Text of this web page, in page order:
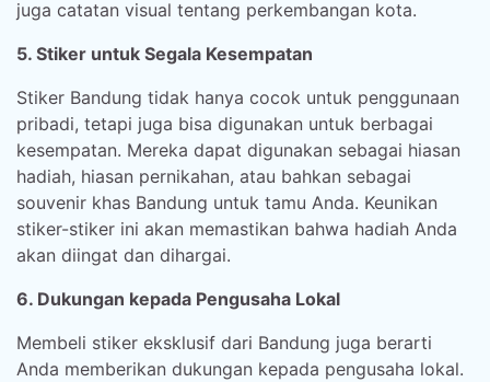
juga catatan visual tentang perkembangan kota.
5. Stiker untuk Segala Kesempatan
Stiker Bandung tidak hanya cocok untuk penggunaan
pribadi, tetapi juga bisa digunakan untuk berbagai
kesempatan. Mereka dapat digunakan sebagai hiasan
hadiah, hiasan pernikahan, atau bahkan sebagai
souvenir khas Bandung untuk tamu Anda. Keunikan
stiker-stiker ini akan memastikan bahwa hadiah Anda
akan diingat dan dihargai.
6. Dukungan kepada Pengusaha Lokal
Membeli stiker eksklusif dari Bandung juga berarti
Anda memberikan dukungan kepada pengusaha lokal.